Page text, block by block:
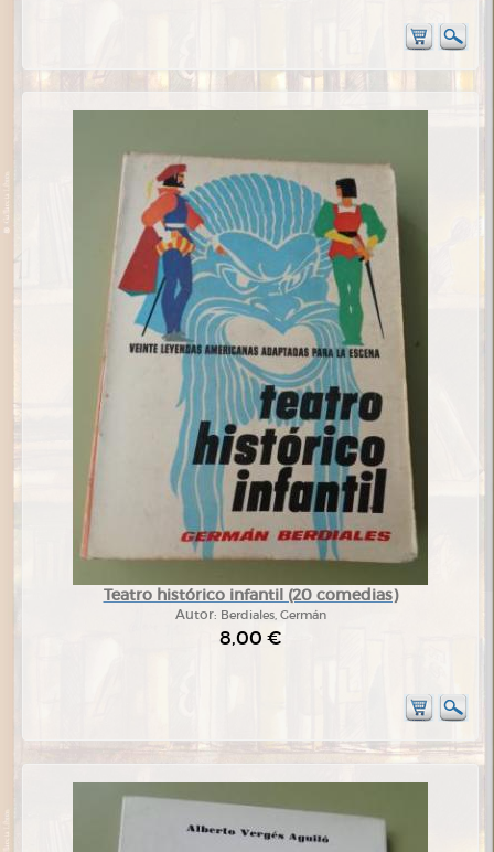
Teatro histórico infantil (20 comedias)
Autor: Berdiales, Germán
8,00 €